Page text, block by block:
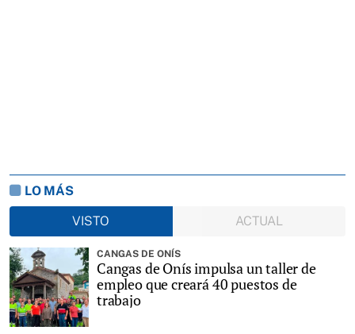
LO MÁS
VISTO
ACTUAL
CANGAS DE ONÍS
Cangas de Onís impulsa un taller de
empleo que creará 40 puestos de
trabajo